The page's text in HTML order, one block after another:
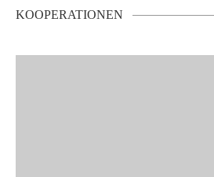
KOOPERATIONEN